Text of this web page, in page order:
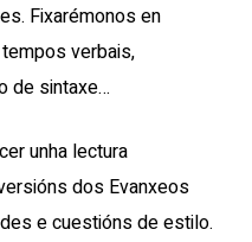
Fixarémonos en
verbais,
de sintaxe…
unha lectura
dos Evanxeos
e cuestións de estilo.